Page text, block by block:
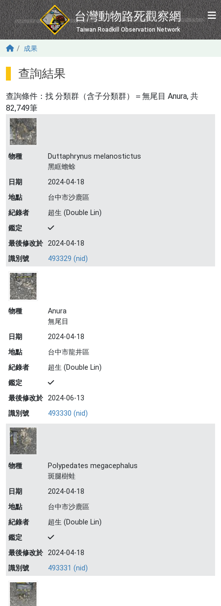
移至主內容
台灣動物路死觀察網
Taiwan Roadkill Observation Network
成果
查詢結果
查詢條件：找 分類群（含子分類群）＝無尾目 Anura, 共
82,749筆
物種
Duttaphrynus melanostictus
黑眶蟾蜍
日期
2024-04-18
地點
台中市沙鹿區
紀錄者
超生 (Double Lin)
鑑定
最後修改於 2024-04-18
識別號
493329 (nid)
物種
Anura
無尾目
日期
2024-04-18
地點
台中市龍井區
紀錄者
超生 (Double Lin)
鑑定
最後修改於 2024-06-13
識別號
493330 (nid)
物種
Polypedates megacephalus
斑腿樹蛙
日期
2024-04-18
地點
台中市沙鹿區
紀錄者
超生 (Double Lin)
鑑定
最後修改於 2024-04-18
識別號
493331 (nid)